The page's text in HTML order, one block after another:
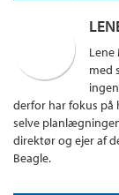
Lene
med
derfor har fokus på
selve
direktør og ejer af
Beagle.